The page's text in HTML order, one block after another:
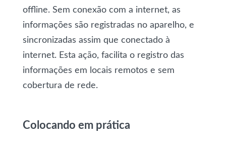
offline. Sem conexão com a internet, as
informações são registradas no aparelho, e
sincronizadas assim que conectado à
internet. Esta ação, facilita o registro das
informações em locais remotos e sem
cobertura de rede.
Colocando em prática